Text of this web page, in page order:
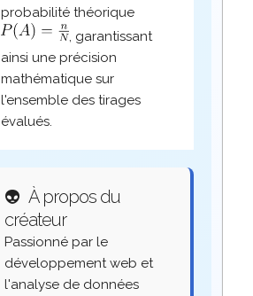
probabilité théorique
, garantissant
ainsi une précision
mathématique sur
l'ensemble des tirages
évalués.
👽 À propos du
créateur
Passionné par le
développement web et
l'analyse de données